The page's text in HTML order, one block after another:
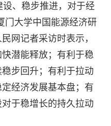
设、稳步推进，对于经
门大学中国能源经济研
网记者采访时表示，
潜能释放；有利于稳
步回升；有利于拉动
定经济发展基本盘；有
于稳增长的持久拉动